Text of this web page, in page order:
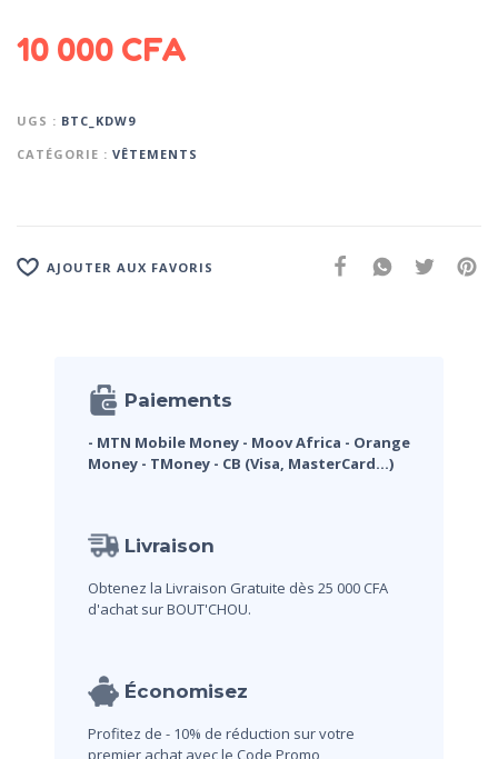
10 000 CFA
UGS : BTC_KDW9
CATÉGORIE : VÊTEMENTS
AJOUTER AUX FAVORIS
Paiements
- MTN Mobile Money - Moov Africa - Orange
Money - TMoney - CB (Visa, MasterCard...)
Livraison
Obtenez la Livraison Gratuite dès 25 000 CFA
d'achat sur BOUT'CHOU.
Économisez
Profitez de - 10% de réduction sur votre
premier achat avec le Code Promo